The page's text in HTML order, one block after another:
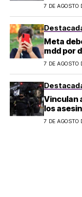
7 DE AGOSTO
Meta
mdd por
7 DE AGOSTO
Vinculan
los
Márquez
7 DE AGOSTO